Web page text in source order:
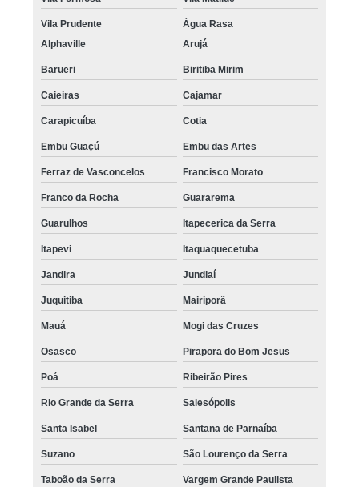
Vila Prudente
Água Rasa
Alphaville
Arujá
Barueri Biritiba Mirim
Caieiras Cajamar
Carapicuíba Cotia
Embu Guaçú Embu das Artes
Ferraz de Vasconcelos Francisco Morato
Franco da Rocha Guararema
Guarulhos Itapecerica da Serra
Itapevi Itaquaquecetuba
Jandira Jundiaí
Juquitiba Mairiporã
Mauá Mogi das Cruzes
Osasco Pirapora do Bom Jesus
Poá Ribeirão Pires
Rio Grande da Serra Salesópolis
Santa Isabel Santana de Parnaíba
Suzano São Lourenço da Serra
Taboão da Serra
Vargem Grande Paulista